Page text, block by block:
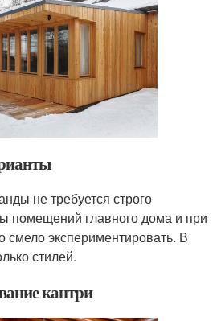
не требуется строго
помещений главного дома и при
экспериментировать. В
стилей.
кантри